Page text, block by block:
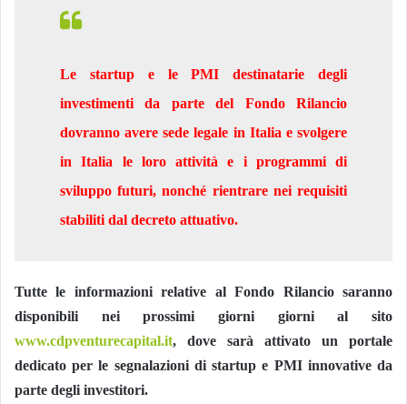
Le startup e le PMI destinatarie degli
investimenti da parte del Fondo Rilancio
dovranno avere sede legale in Italia e svolgere
in Italia le loro attività e i programmi di
sviluppo futuri, nonché rientrare nei requisiti
stabiliti dal decreto attuativo.
Tutte le informazioni relative al Fondo Rilancio saranno
disponibili nei prossimi giorni giorni al sito
www.cdpventurecapital.it, dove sarà attivato un portale
dedicato per le segnalazioni di startup e PMI innovative da
parte degli investitori.